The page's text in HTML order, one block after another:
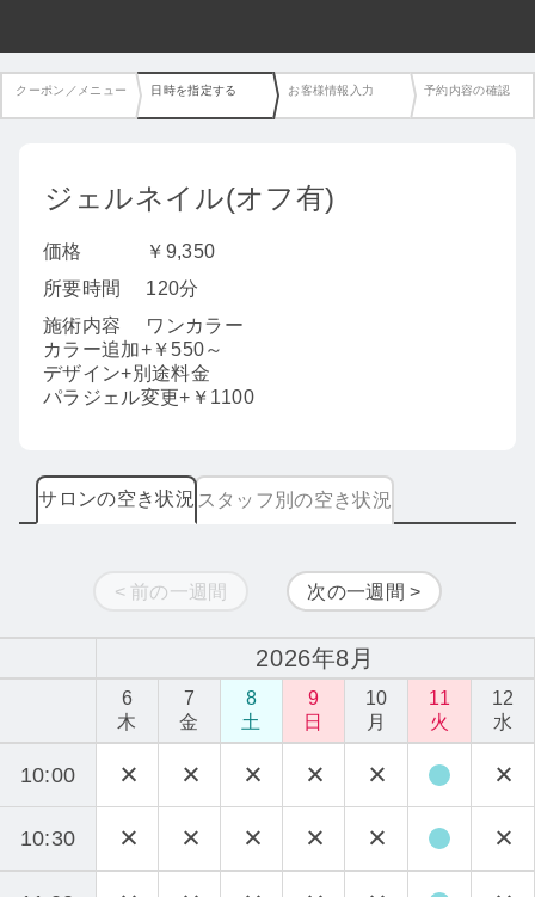
クーポン／メニュー 日時を指定する お客様情報入力 予約内容の確認
ジェルネイル(オフ有)
価格
￥9,350
所要時間
120分
施術内容
ワンカラー
カラー追加+￥550～
デザイン+別途料金
パラジェル変更+￥1100
サロンの空き状況 スタッフ別の空き状況
< 前の一週間 次の一週間 >
2026年8月
6
木
7
金
8
土
9
日
10
月
11
火
12
水
10:00
10:30